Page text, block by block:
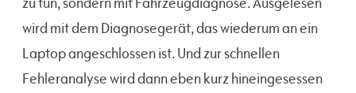
wird mit dem Diagnosegerät, das wiederum an ein
Laptop angeschlossen ist. Und zur schnellen
Fehleranalyse wird dann eben kurz hineingesessen